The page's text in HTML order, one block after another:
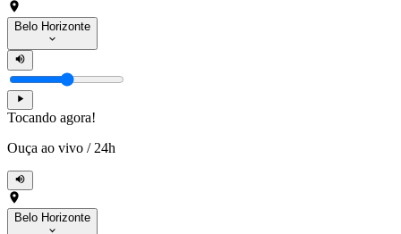
Belo Horizonte
Tocando agora!
Ouça ao vivo / 24h
Belo Horizonte